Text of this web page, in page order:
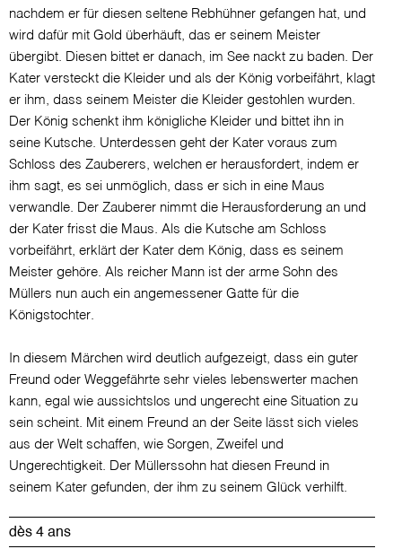
nachdem er für diesen seltene Rebhühner gefangen hat, und
wird dafür mit Gold überhäuft, das er seinem Meister
übergibt. Diesen bittet er danach, im See nackt zu baden. Der
Kater versteckt die Kleider und als der König vorbeifährt, klagt
er ihm, dass seinem Meister die Kleider gestohlen wurden.
Der König schenkt ihm königliche Kleider und bittet ihn in
seine Kutsche. Unterdessen geht der Kater voraus zum
Schloss des Zauberers, welchen er herausfordert, indem er
ihm sagt, es sei unmöglich, dass er sich in eine Maus
verwandle. Der Zauberer nimmt die Herausforderung an und
der Kater frisst die Maus. Als die Kutsche am Schloss
vorbeifährt, erklärt der Kater dem König, dass es seinem
Meister gehöre. Als reicher Mann ist der arme Sohn des
Müllers nun auch ein angemessener Gatte für die
Königstochter.
In diesem Märchen wird deutlich aufgezeigt, dass ein guter
Freund oder Weggefährte sehr vieles lebenswerter machen
kann, egal wie aussichtslos und ungerecht eine Situation zu
sein scheint. Mit einem Freund an der Seite lässt sich vieles
aus der Welt schaffen, wie Sorgen, Zweifel und
Ungerechtigkeit. Der Müllerssohn hat diesen Freund in
seinem Kater gefunden, der ihm zu seinem Glück verhilft.
dès 4 ans